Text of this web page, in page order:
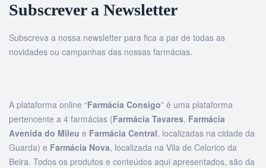
Subscrever a Newsletter
Subscreva a nossa newsletter para fica a par de todas as
novidades ou campanhas das nossas farmácias.
A plataforma online “Farmácia Consigo” é uma plataforma
pertencente a 4 farmácias (Farmácia Tavares, Farmácia
Avenida do Mileu e Farmácia Central, localizadas na cidade da
Guarda) e Farmácia Nova, localizada na Vila de Celorico da
Beira. Todos os produtos e conteúdos aqui apresentados, são da